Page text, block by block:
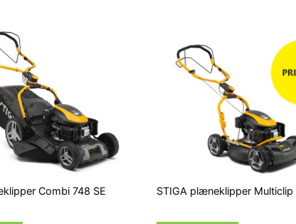
Combi 748 SE STIGA plæneklipper Multiclip